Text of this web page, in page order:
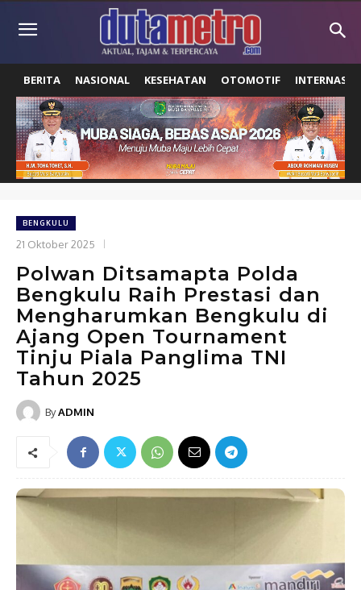
BERITA NASIONAL KESEHATAN OTOMOTIF
BENGKULU
21 Oktober 2025
Polwan Ditsamapta Polda
Bengkulu Raih Prestasi dan
Mengharumkan Bengkulu di
Ajang Open Tournament
Tinju Piala Panglima TNI
Tahun 2025
ByADMIN